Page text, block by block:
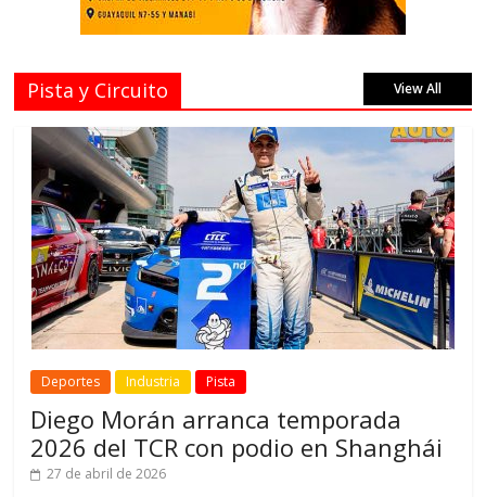
Pista y Circuito View All
Deportes Industria Pista
Diego Morán arranca temporada
2026 del TCR con podio en Shanghái
27 de abril de 2026